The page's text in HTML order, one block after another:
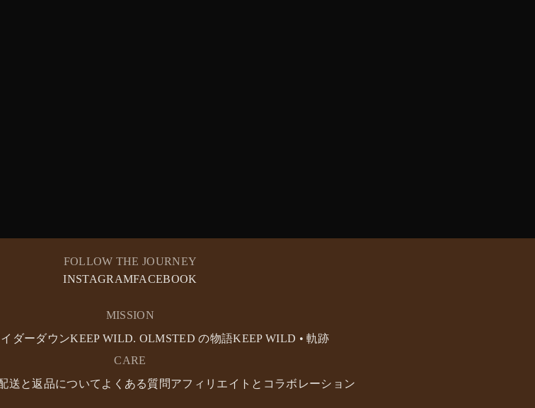
FOLLOW THE JOURNEY
INSTAGRAMFACEBOOK
MISSION
ダーダウンKEEP WILD. OLMSTED の物語KEEP WILD • 軌跡
CARE
送と返品について よくある質問アフィリエイトとコラボレーション